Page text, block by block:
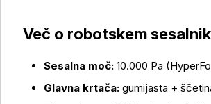
Več o robotskem
Sesalna moč: 10.000 Pa
Glavna krtača: gumijasta +